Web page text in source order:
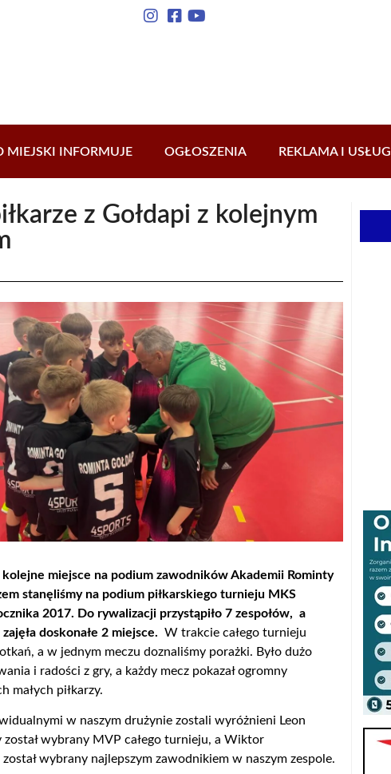
MIEJSKI INFORMUJE OGŁOSZENIA REKLAMA I USŁUGI
z Gołdapi z kolejnym
miejsce na podium zawodników Akademii Rominty
stanęliśmy na podium piłkarskiego turnieju MKS
2017. Do rywalizacji przystąpiło 7 zespołów, a
doskonałe 2 miejsce. W trakcie całego turnieju
a w jednym meczu doznaliśmy porażki. Było dużo
i radości z gry, a każdy mecz pokazał ogromny
małych piłkarzy.
w naszym drużynie zostali wyróżnieni Leon
wybrany MVP całego turnieju, a Wiktor
wybrany najlepszym zawodnikiem w naszym zespole.